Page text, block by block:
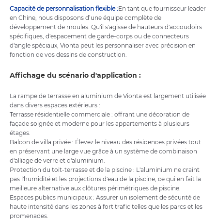
Capacité de personnalisation flexible :En tant que fournisseur leader
en Chine, nous disposons d’une équipe complète de
développement de moules. Qu'il s'agisse de hauteurs d'accoudoirs
spécifiques, d'espacement de garde-corps ou de connecteurs
d'angle spéciaux, Vionta peut les personnaliser avec précision en
fonction de vos dessins de construction.
Affichage du scénario d'application :
La rampe de terrasse en aluminium de Vionta est largement utilisée
dans divers espaces extérieurs :
Terrasse résidentielle commerciale : offrant une décoration de
façade soignée et moderne pour les appartements à plusieurs
étages.
Balcon de villa privée : Élevez le niveau des résidences privées tout
en préservant une large vue grâce à un système de combinaison
d'alliage de verre et d'aluminium.
Protection du toit-terrasse et de la piscine : L'aluminium ne craint
pas l'humidité et les projections d'eau de la piscine, ce qui en fait la
meilleure alternative aux clôtures périmétriques de piscine.
Espaces publics municipaux : Assurer un isolement de sécurité de
haute intensité dans les zones à fort trafic telles que les parcs et les
promenades.